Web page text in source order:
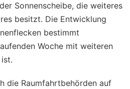
Sonnenscheibe, die weiteres
besitzt. Die Entwicklung
bestimmt
Woche mit weiteren
die Raumfahrtbehörden auf